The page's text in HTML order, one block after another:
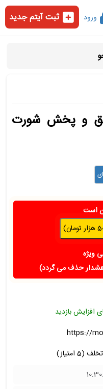
ورود ثبت آیتم جدید
و پخش شورت
است
ویژه
حذف می گردد)
افزایش بازدید
https://
امتیاز)